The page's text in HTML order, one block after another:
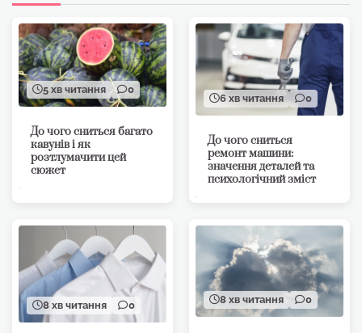
5 хв читання 0
До чого сниться багато
кавунів і як
розтлумачити цей
сюжет
6 хв читання 0
До чого сниться
ремонт машини:
значення деталей та
психологічний зміст
8 хв читання 0 8 хв читання 0